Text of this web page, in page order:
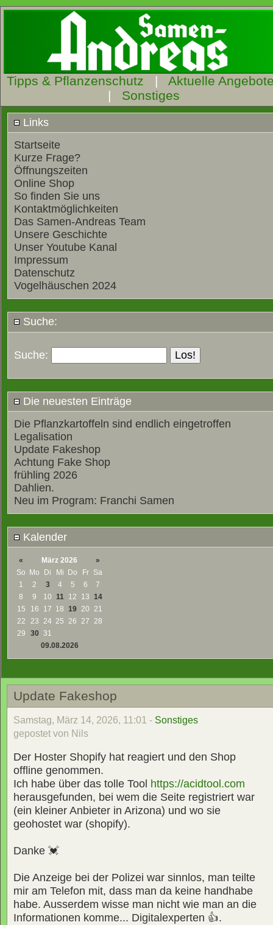
Tipps & Pflanzenschutz | Aktuelle
| Sonstiges
Links
Startseite
Kurze Frage?
Öffnungszeiten
Online Shop
So finden Sie uns
Kontaktmöglichkeiten
Das Samen-Andreas Team
Unsere Geschichte
Unser Youtube Kanal
Impressum
Datenschutz
Vogelhäuschen 2024
Suche:
Suche:
Die neuesten Einträge
Die Pflanzkartoffeln sind endlich eingetroffen
Legalisation
Update Fakeshop
Achtung Fake Shop
frühling 2026
Dahlien.
Neu im Program: Franchi Samen
Kalender
« März 2026
»
So Mo Di Mi Do Fr
Sa
1
2 3 4 5 6
7
8
9 10 11 12 13 14
15
16 17 18 19 20 21
22
23 24 25 26 27 28
29
30 31
09.08.2026
Update Fakeshop
Samstag, März 14, 2026, 11:01 - Sonstiges
gepostet von Nils
Der Hoster Shopify hat reagiert und den Shop
offline genommen.
Ich habe über das tolle Tool https://acidtool.com
herausgefunden, bei wem die Seite registriert war
(ein kleiner Anbieter in Arizona) und wo sie
geohostet war (shopify).
Danke 💓
Die Anzeige bei der Polizei war sinnlos, man teilte
mir am Telefon mit, dass man da keine handhabe
habe. Ausserdem wisse man nicht wie man an die
Informationen komme... Digitalexperten 👍.